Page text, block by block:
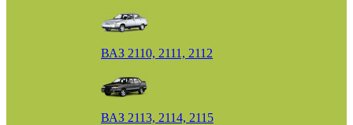
ВАЗ 2110, 2111, 2112
ВАЗ 2113, 2114, 2115